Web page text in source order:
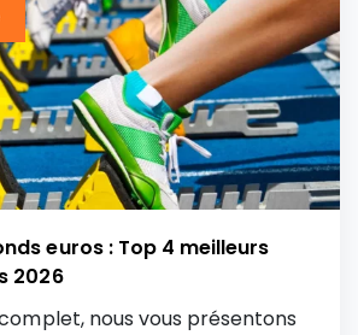
d’en ouvrir un.
euros : Top 4 meilleurs
2026
nous vous présentons